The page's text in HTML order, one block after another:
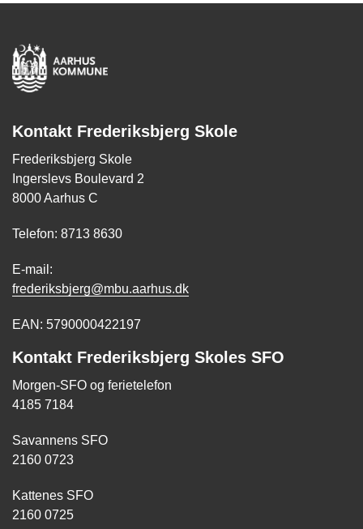
Kontakt Frederiksbjerg Skole
Frederiksbjerg Skole
Ingerslevs Boulevard 2
8000 Aarhus C
Telefon: 8713 8630
E-mail:
frederiksbjerg@mbu.aarhus.dk
EAN: 5790000422197
Kontakt Frederiksbjerg Skoles SFO
Morgen-SFO og ferietelefon
4185 7184
Savannens SFO
2160 0723
Kattenes SFO
2160 0725